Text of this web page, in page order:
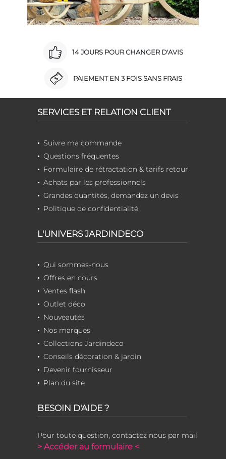
14 JOURS POUR CHANGER D'AVIS
PAIEMENT EN 3 FOIS SANS FRAIS
SERVICES ET RELATION CLIENT
Suivre ma commande
Questions fréquentes
Formulaire de rétractation & tarifs retour
Achats par les professionnels
Grandes quantités, demandez un devis
Politique de confidentialité
L'UNIVERS JARDINDECO
Qui sommes-nous
Offres en cours
Ventes flash
Outlet déco
Nouveautés
Nos marques
Collections Jardindeco
Conseils décoration & jardin
Devenir fournisseur
Plan du site
BESOIN D'AIDE ?
Pour toute question, contactez nous par mail
> Accéder au formulaire <